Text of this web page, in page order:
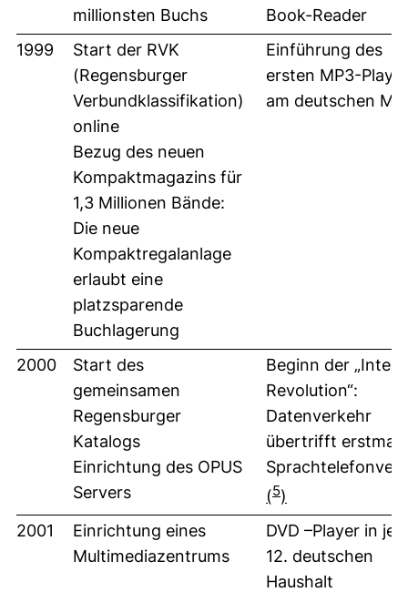
millionsten Buchs
Book-Reader
1999
Start der RVK
(Regensburger
Verbundklassifikation)
online
Bezug des neuen
Kompaktmagazins für
1,3 Millionen Bände:
Die neue
Kompaktregalanlage
erlaubt eine
platzsparende
Buchlagerung
Einführung des
ersten MP3-
am deutschen
2000
Start des
gemeinsamen
Regensburger
Katalogs
Einrichtung des OPUS
Servers
Beginn der
Revolution“:
Datenverkehr
übertrifft
(5)
2001
Einrichtung eines
Multimediazentrums
DVD –Player in
12. deutschen
Haushalt